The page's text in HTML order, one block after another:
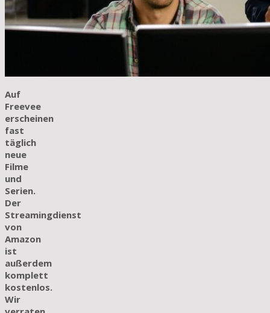
Auf
Freevee
erscheinen
fast
täglich
neue
Filme
und
Serien.
Der
Streamingdienst
von
Amazon
ist
außerdem
komplett
kostenlos.
Wir